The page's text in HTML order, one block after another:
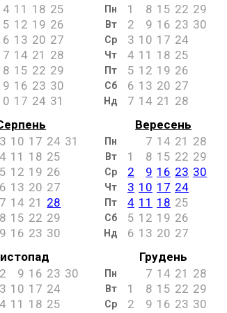
4 11 18 25
5 12 19 26
6 13 20 27
7 14 21 28
8 15 22 29
9 16 23 30
17 24 31
Пн 1 8 15 22 29
Вт 2 9 16 23 30
Ср 3 10 17 24
Чт 4 11 18 25
Пт 5 12 19 26
Сб 6 13 20 27
Нд 7 14 21 28
3 10 17 24 31
4 11 18 25
5 12 19 26
6 13 20 27
7 14 21 28
8 15 22 29
9 16 23 30
Вересень
Пн 7 14 21 28
Вт 1 8 15 22 29
Ср 2 9 16 23 30
Чт 3 10 17 24
Пт 4 11 18 25
Сб 5 12 19 26
Нд 6 13 20 27
2 9 16 23 30
3 10 17 24
4 11 18 25
Грудень
Пн 7 14 21 28
Вт 1 8 15 22 29
Ср 2 9 16 23 30